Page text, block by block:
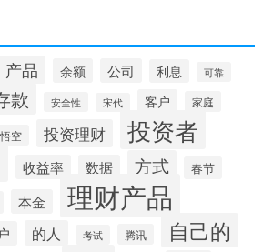
产品 余额 公司 利息 可靠
款 安全性 宋代 客户 家庭
悟空 投资理财 投资者
收益率 数据 方式 春节
本金 理财产品
的人 考试 腾讯 自己的